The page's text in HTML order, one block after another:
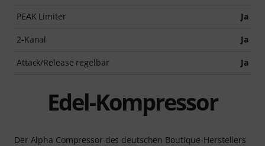
PEAK Limiter Ja
2-Kanal Ja
Attack/Release regelbar Ja
Edel-Kompressor
Der Alpha Compressor des deutschen Boutique-Herstellers